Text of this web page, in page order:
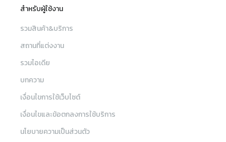
สำหรับผู้ใช้งาน
รวมสินค้า&บริการ
สถานที่แต่งงาน
รวมไอเดีย
บทความ
เงื่อนไขการใช้เว็บไซต์
เงื่อนไขและข้อตกลงการใช้บริการ
นโยบายความเป็นส่วนตัว